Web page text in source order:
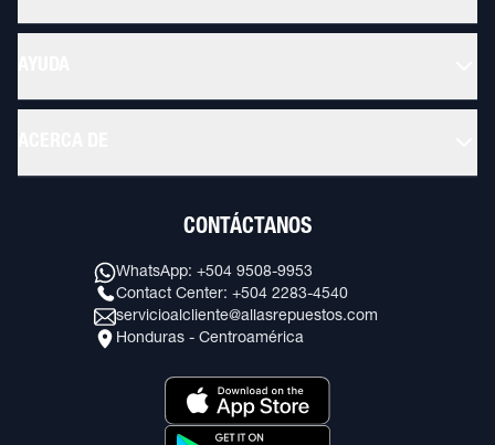
CONTÁCTANOS
WhatsApp: +504 9508-9953
Contact Center: +504 2283-4540
servicioalcliente@allasrepuestos.com
Honduras - Centroamérica